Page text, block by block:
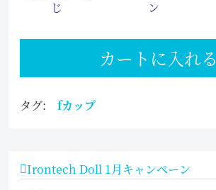
じ
ン
カートに入れる
タグ: fカップ
Irontech Doll 1月キャンペーン